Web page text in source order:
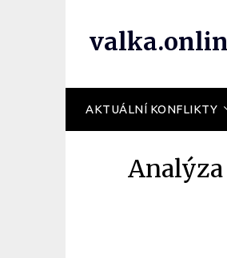
AKTUÁLNÍ KONFLIKTY
Analýza